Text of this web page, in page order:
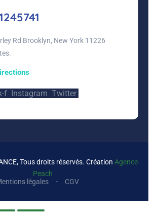
Rd Brooklyn, New York 11226
f Instagram Twitter
Tous droits réservés. Création Agence
Peach
légales CGV